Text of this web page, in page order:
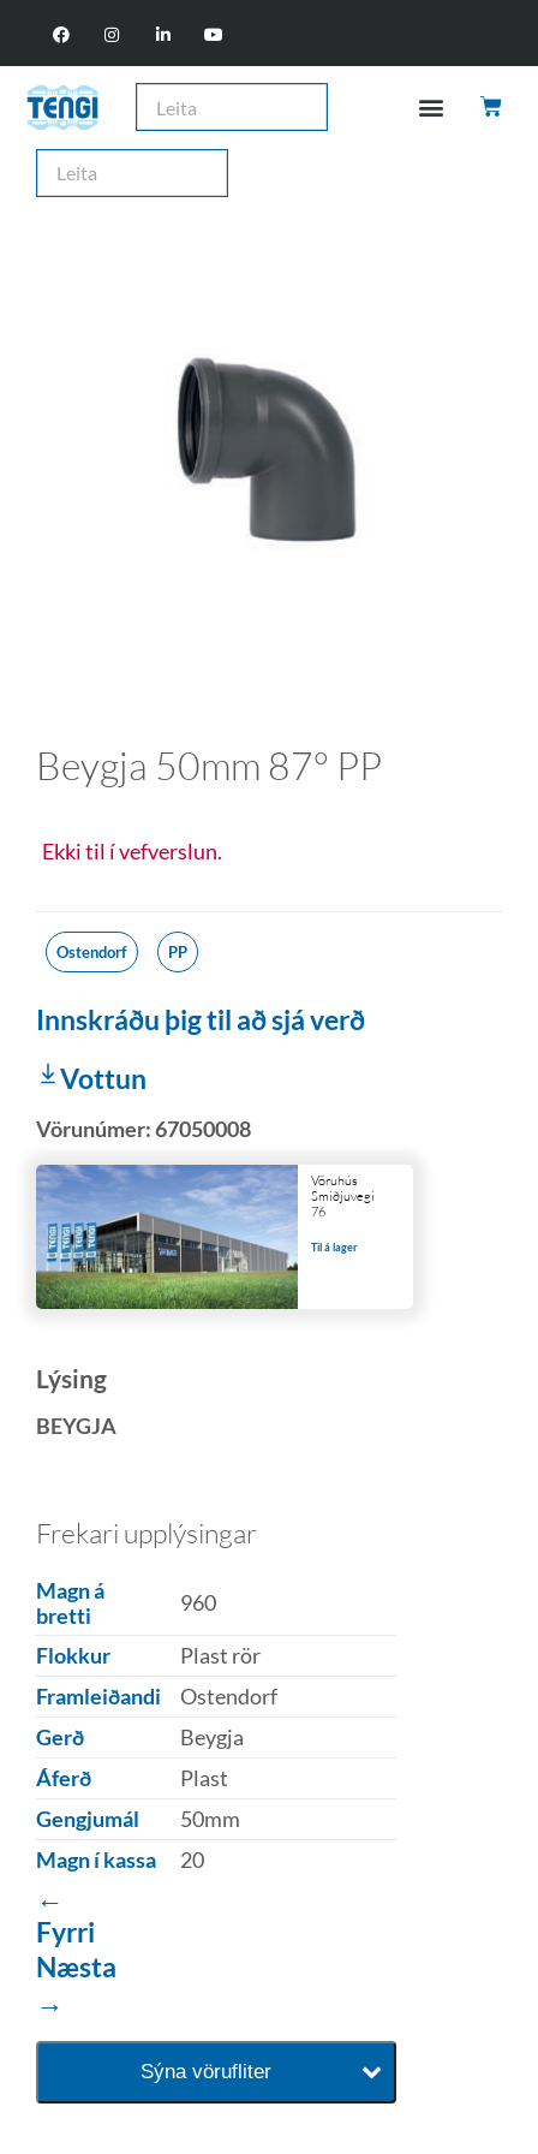
Beygja 50mm 87° PP
Ekki til í vefverslun.
Ostendorf PP
Innskráðu þig til að sjá verð
Vottun
Vörunúmer:67050008
Vöruhús
Smiðjuvegi
76
Til á lager
Lýsing
BEYGJA
Frekari upplýsingar
Magn á
bretti
960
Flokkur
Plast rör
Framleiðandi
Ostendorf
Gerð
Beygja
Áferð
Plast
Gengjumál
50mm
Magn í kassa
20
←
Fyrri
Næsta
→
Sýna vörufliter